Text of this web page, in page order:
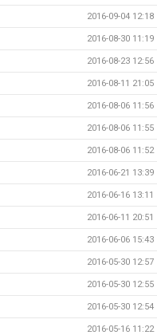
2016-09-04 12:18
2016-08-30 11:19
2016-08-23 12:56
2016-08-11 21:05
2016-08-06 11:56
2016-08-06 11:55
2016-08-06 11:52
2016-06-21 13:39
2016-06-16 13:11
2016-06-11 20:51
2016-06-06 15:43
2016-05-30 12:57
2016-05-30 12:55
2016-05-30 12:54
2016-05-16 11:22